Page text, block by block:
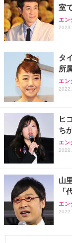
室
エン
タ
所
エン
ヒ
ち
エン
山
「
エン